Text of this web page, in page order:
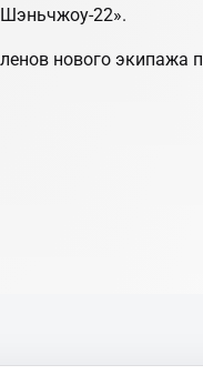
нового экипажа